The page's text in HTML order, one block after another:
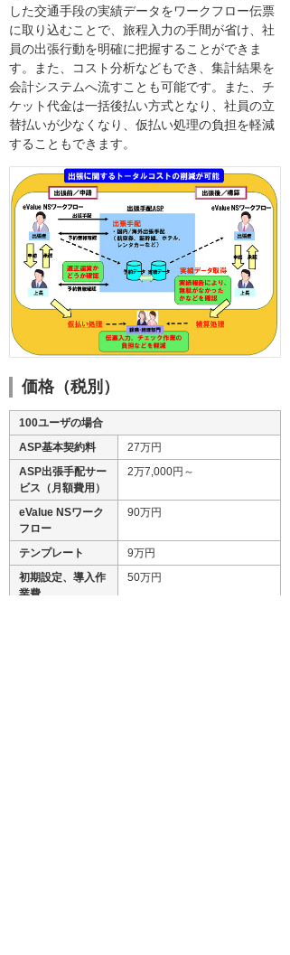
した交通手段の実績データをワークフロー伝票
に取り込むことで、旅程入力の手間が省け、社
員の出張行動を明確に把握することができま
す。また、コスト分析などもでき、集計結果を
会計システムへ流すことも可能です。また、チ
ケット代金は一括後払い方式となり、社員の立
替払いが少なくなり、仮払い処理の負担を軽減
することもできます。
価格（税別）
100ユーザの場合
ASP基本契約料
27万円
ASP出張手配サー
ビス（月額費用）
2万7,000円～
eValue NSワーク
フロー
90万円
テンプレート
9万円
初期設定、導入作
業費
50万円